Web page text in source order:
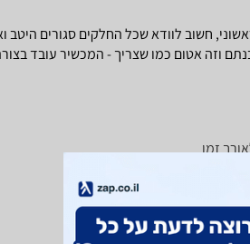
חשוב לוודא שכל החלקים סגורים היטב
וזה אטום כמו שצריך - המכשיר עובד
זמן
0